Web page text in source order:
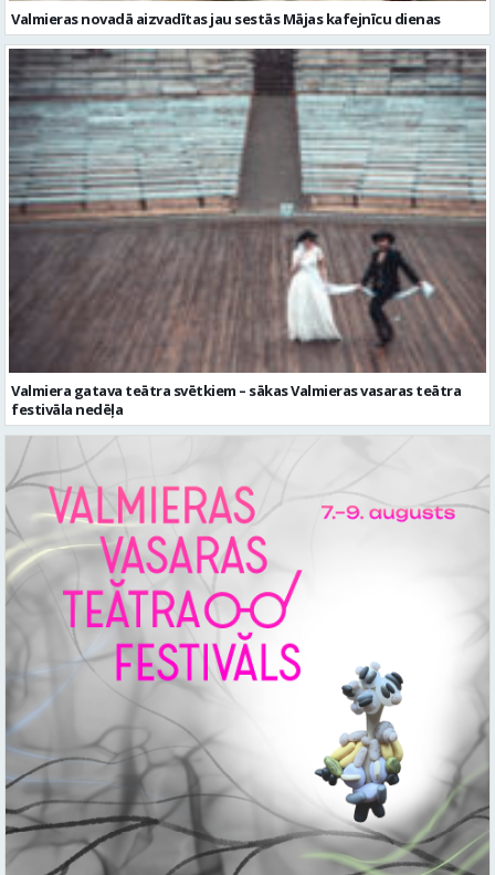
Valmieras novadā aizvadītas jau sestās Mājas kafejnīcu dienas
Valmiera gatava teātra svētkiem – sākas Valmieras vasaras teātra
festivāla nedēļa